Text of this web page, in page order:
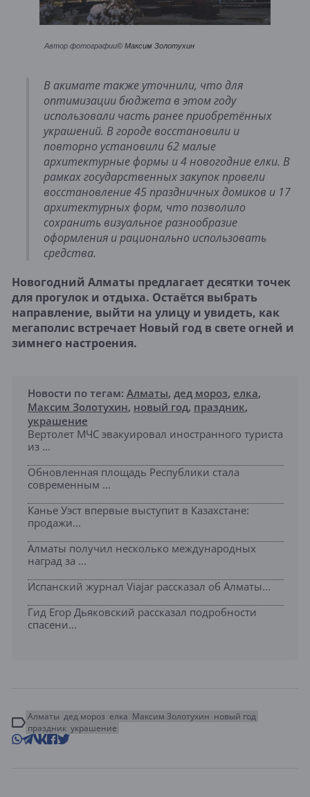
Автор фотографии© Максим Золотухин
В акимате также уточнили, что для
оптимизации бюджета в этом году
использовали часть ранее приобретённых
украшений. В городе восстановили и
повторно установили 62 малые
архитектурные формы и 4 новогодние елки. В
рамках государственных закупок провели
восстановление 45 праздничных домиков и 17
архитектурных форм, что позволило
сохранить визуальное разнообразие
оформления и рационально использовать
средства.
Новогодний Алматы предлагает десятки точек
для прогулок и отдыха. Остаётся выбрать
направление, выйти на улицу и увидеть, как
мегаполис встречает Новый год в свете огней и
зимнего настроения.
Новости по тегам: Алматы, дед мороз, елка,
Максим Золотухин, новый год, праздник,
украшение
Вертолет МЧС эвакуировал иностранного туриста
из ...
Обновленная площадь Республики стала
современным ...
Канье Уэст впервые выступит в Казахстане:
продажи...
Алматы получил несколько международных
наград за ...
Испанский журнал Viajar рассказал об Алматы...
Гид Егор Дьяковский рассказал подробности
спасени...
Алматы дед мороз елка Максим Золотухин новый год
праздник украшение